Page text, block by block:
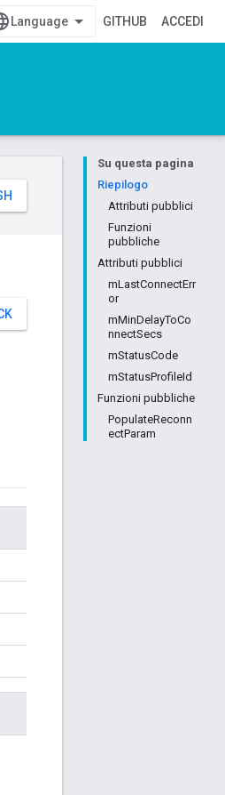
GITHUB ACCEDI
Su questa pagina
Riepilogo
Attributi pubblici
Funzioni
pubbliche
Attributi pubblici
mLastConnectErr
or
mMinDelayToCo
nnectSecs
mStatusCode
mStatusProfileId
Funzioni pubbliche
PopulateReconn
ectParam